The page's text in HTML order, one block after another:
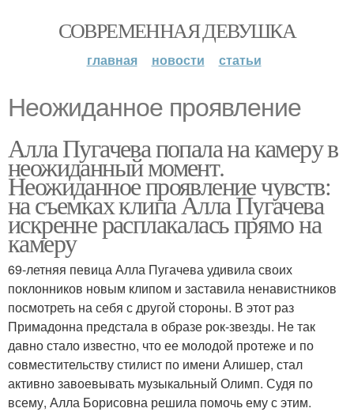
СОВРЕМЕННАЯ ДЕВУШКА
главная новости статьи
Неожиданное проявление
Алла Пугачева попала на камеру в
неожиданный момент.
Неожиданное проявление чувств:
на съемках клипа Алла Пугачева
искренне расплакалась прямо на
камеру
69-летняя певица Алла Пугачева удивила своих
поклонников новым клипом и заставила ненавистников
посмотреть на себя с другой стороны. В этот раз
Примадонна предстала в образе рок-звезды. Не так
давно стало известно, что ее молодой протеже и по
совместительству стилист по имени Алишер, стал
активно завоевывать музыкальный Олимп. Судя по
всему, Алла Борисовна решила помочь ему с этим.